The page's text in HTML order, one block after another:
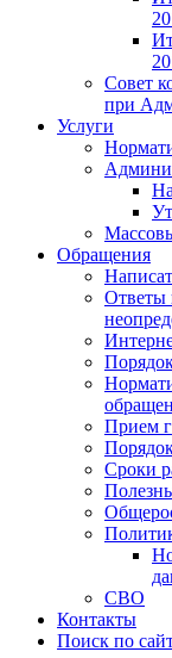
Совет
при
Услуги
Обращения
Ответы
Прием
Сроки
СВО
Контакты
Поиск по